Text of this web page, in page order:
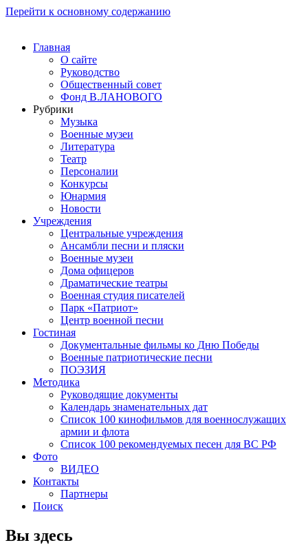
Перейти к основному содержанию
Главная
О сайте
Руководство
Общественный совет
Фонд В.ЛАНОВОГО
Рубрики
Музыка
Военные музеи
Литература
Театр
Персоналии
Конкурсы
Юнармия
Новости
Учреждения
Центральные учреждения
Ансамбли песни и пляски
Военные музеи
Дома офицеров
Драматические театры
Военная студия писателей
Парк «Патриот»
Центр военной песни
Гостиная
Документальные фильмы ко Дню Победы
Военные патриотические песни
ПОЭЗИЯ
Методика
Руководящие документы
Календарь знаменательных дат
Список 100 кинофильмов для военнослужащих
армии и флота
Список 100 рекомендуемых песен для ВС РФ
Фото
ВИДЕО
Контакты
Партнеры
Поиск
Вы здесь